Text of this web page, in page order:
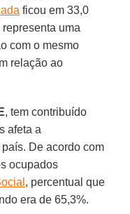
ficou em 33,0
representa uma
com o mesmo
relação ao
, tem contribuído
afeta a
país. De acordo com
ocupados
, percentual que
era de 65,3%.